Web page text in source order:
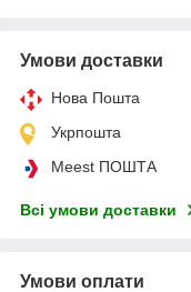
Умови доставки
Нова Пошта
Укрпошта
Meest ПОШТА
Всі умови доставки
Умови оплати